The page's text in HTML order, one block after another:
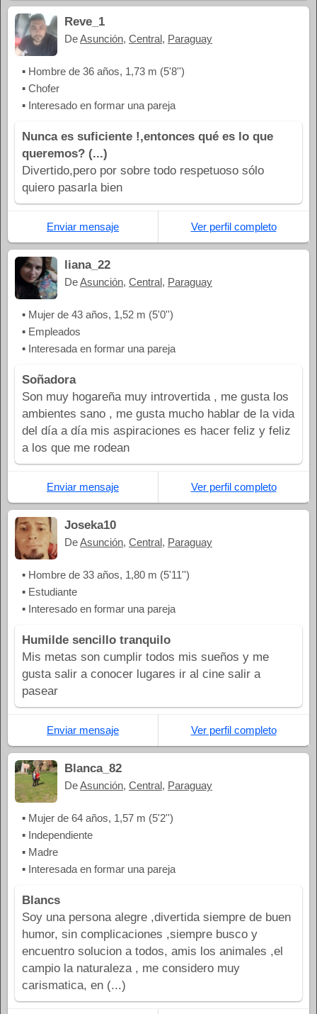
Reve_1
DeAsunción, Central, Paraguay
▪ Hombre de 36 años, 1,73 m (5'8'')
▪ Chofer
▪ Interesado en formar una pareja
Nunca es suficiente !,entonces qué es lo que
queremos? (...)
Divertido,pero por sobre todo respetuoso sólo
quiero pasarla bien
Enviar mensaje Ver perfil completo
liana_22
DeAsunción, Central, Paraguay
▪ Mujer de 43 años, 1,52 m (5'0'')
▪ Empleados
▪ Interesada en formar una pareja
Soñadora
Son muy hogareña muy introvertida , me gusta los
ambientes sano , me gusta mucho hablar de la vida
del día a día mis aspiraciones es hacer feliz y feliz
a los que me rodean
Enviar mensaje Ver perfil completo
Joseka10
DeAsunción, Central, Paraguay
▪ Hombre de 33 años, 1,80 m (5'11'')
▪ Estudiante
▪ Interesado en formar una pareja
Humilde sencillo tranquilo
Mis metas son cumplir todos mis sueños y me
gusta salir a conocer lugares ir al cine salir a
pasear
Enviar mensaje Ver perfil completo
Blanca_82
DeAsunción, Central, Paraguay
▪ Mujer de 64 años, 1,57 m (5'2'')
▪ Independiente
▪ Madre
▪ Interesada en formar una pareja
Blancs
Soy una persona alegre ,divertida siempre de buen
humor, sin complicaciones ,siempre busco y
encuentro solucion a todos, amis los animales ,el
campio la naturaleza , me considero muy
carismatica, en (...)